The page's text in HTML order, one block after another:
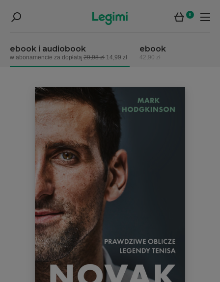
0
ebook i audiobook
w abonamencie za dopłatą 29,98 zł 14,99 zł
ebook
42,90 zł